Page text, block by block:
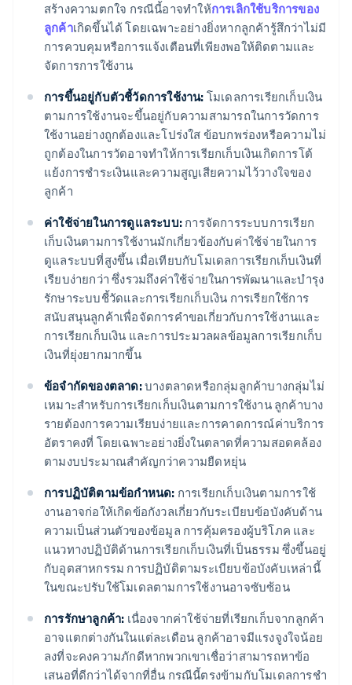
สร้างความตกใจ กรณีนี้อาจทําให้การเลิกใช้บริการของ
ลูกค้าเกิดขึ้นได้ โดยเฉพาะอย่างยิ่งหากลูกค้ารู้สึกว่าไม่มี
การควบคุมหรือการแจ้งเตือนที่เพียงพอให้ติดตามและ
จัดการการใช้งาน
การขึ้นอยู่กับตัวชี้วัดการใช้งาน: โมเดลการเรียกเก็บเงิน
ตามการใช้งานจะขึ้นอยู่กับความสามารถในการวัดการ
ใช้งานอย่างถูกต้องและโปร่งใส ข้อบกพร่องหรือความไม่
ถูกต้องในการวัดอาจทําให้การเรียกเก็บเงินเกิดการโต้
แย้งการชําระเงินและความสูญเสียความไว้วางใจของ
ลูกค้า
ค่าใช้จ่ายในการดูแลระบบ: การจัดการระบบการเรียก
เก็บเงินตามการใช้งานมักเกี่ยวข้องกับค่าใช้จ่ายในการ
ดูแลระบบที่สูงขึ้น เมื่อเทียบกับโมเดลการเรียกเก็บเงินที่
เรียบง่ายกว่า ซึ่งรวมถึงค่าใช้จ่ายในการพัฒนาและบํารุง
รักษาระบบชี้วัดและการเรียกเก็บเงิน การเรียกใช้การ
สนับสนุนลูกค้าเพื่อจัดการคําขอเกี่ยวกับการใช้งานและ
การเรียกเก็บเงิน และการประมวลผลข้อมูลการเรียกเก็บ
เงินที่ยุ่งยากมากขึ้น
ข้อจํากัดของตลาด:บางตลาดหรือกลุ่มลูกค้าบางกลุ่มไม่
เหมาะสําหรับการเรียกเก็บเงินตามการใช้งาน ลูกค้าบาง
รายต้องการความเรียบง่ายและการคาดการณ์ค่าบริการ
อัตราคงที่ โดยเฉพาะอย่างยิ่งในตลาดที่ความสอดคล้อง
ตามงบประมาณสำคัญกว่าความยืดหยุ่น
การปฏิบัติตามข้อกําหนด: การเรียกเก็บเงินตามการใช้
งานอาจก่อให้เกิดข้อกังวลเกี่ยวกับระเบียบข้อบังคับด้าน
ความเป็นส่วนตัวของข้อมูล การคุ้มครองผู้บริโภค และ
แนวทางปฏิบัติด้านการเรียกเก็บเงินที่เป็นธรรม ซึ่งขึ้นอยู่
กับอุตสาหกรรม การปฏิบัติตามระเบียบข้อบังคับเหล่านี้
ในขณะปรับใช้โมเดลตามการใช้งานอาจซับซ้อน
การรักษาลูกค้า: เนื่องจากค่าใช้จ่ายที่เรียกเก็บจากลูกค้า
อาจแตกต่างกันในแต่ละเดือน ลูกค้าอาจมีแรงจูงใจน้อย
ลงที่จะคงความภักดีหากพวกเขาเชื่อว่าสามารถหาข้อ
เสนอที่ดีกว่าได้จากที่อื่น กรณีนี้ตรงข้ามกับโมเดลการชํา